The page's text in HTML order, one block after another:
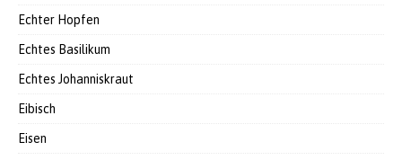
Echter Hopfen
Echtes Basilikum
Echtes Johanniskraut
Eibisch
Eisen